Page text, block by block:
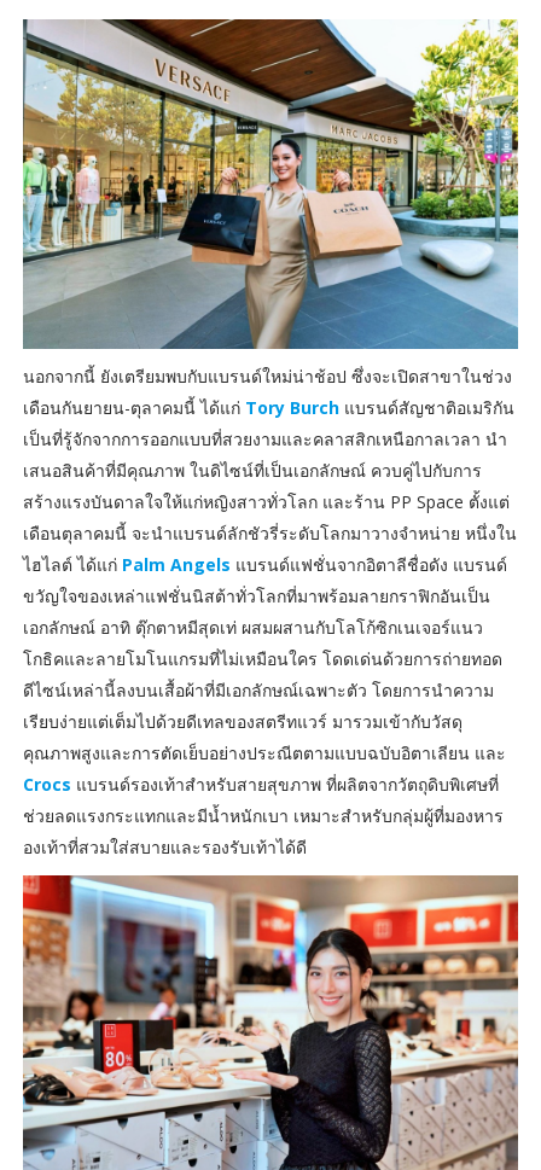
นอกจากนี้ ยังเตรียมพบกับแบรนด์ใหม่น่าช้อป ซึ่งจะเปิดสาขาในช่วง
เดือนกันยายน-ตุลาคมนี้ ได้แก่ Tory Burchแบรนด์สัญชาติอเมริกัน
เป็นที่รู้จักจากการออกแบบที่สวยงามและคลาสสิกเหนือกาลเวลา นำ
เสนอสินค้าที่มีคุณภาพ ในดิไซน์ที่เป็นเอกลักษณ์ ควบคู่ไปกับการ
สร้างแรงบันดาลใจให้แก่หญิงสาวทั่วโลก และร้าน PP Space ตั้งแต่
เดือนตุลาคมนี้ จะนำแบรนด์ลักชัวรี่ระดับโลกมาวางจำหน่าย หนึ่งใน
ไฮไลต์ ได้แก่ Palm Angels แบรนด์แฟชั่นจากอิตาลีชื่อดัง แบรนด์
ขวัญใจของเหล่าแฟชั่นนิสต้าทั่วโลกที่มาพร้อมลายกราฟิกอันเป็น
เอกลักษณ์ อาทิ ตุ๊กตาหมีสุดเท่ ผสมผสานกับโลโก้ซิกเนเจอร์แนว
โกธิคและลายโมโนแกรมที่ไม่เหมือนใคร โดดเด่นด้วยการถ่ายทอด
ดีไซน์เหล่านี้ลงบนเสื้อผ้าที่มีเอกลักษณ์เฉพาะตัว โดยการนำความ
เรียบง่ายแต่เต็มไปด้วยดีเทลของสตรีทแวร์ มารวมเข้ากับวัสดุ
คุณภาพสูงและการตัดเย็บอย่างประณีตตามแบบฉบับอิตาเลียน และ
Crocs แบรนด์รองเท้าสำหรับสายสุขภาพ ที่ผลิตจากวัตถุดิบพิเศษที่
ช่วยลดแรงกระแทกและมีน้ำหนักเบา เหมาะสำหรับกลุ่มผู้ที่มองหาร
องเท้าที่สวมใส่สบายและรองรับเท้าได้ดี